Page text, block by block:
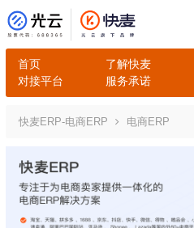
首页 了解快麦
对接平台
服务承诺
快麦ERP-电商ERP 电商ERP